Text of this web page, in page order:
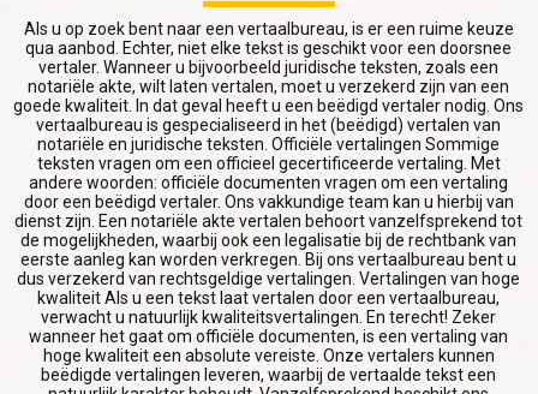
ONMISBAAR ZIJN
VOOR
INTERNATIONAAL
SUCCES
DUIDELIJKE
VERTALINGEN
BELANGRIJKER
ZIJN DAN OOIT
BIJ
INTERNATIONALE
KLANTEN
24
JULY
2026
LOKALISATIE OF
VERTALING:
WAAROM HET
VERSCHIL
BELANGRIJK IS
VOOR
INTERNATIONAAL
SUCCES
17
JULY
2026
EEN TEKST
VERTALEN ZONDER
DE
OORSPRONKELIJKE
BETEKENIS TE
VERLIEZEN
Als u op zoek bent naar een vertaalbureau, is er een ruime keuze
qua aanbod. Echter, niet elke tekst is geschikt voor een doorsnee
vertaler. Wanneer u bijvoorbeeld juridische teksten, zoals een
notariële akte, wilt laten vertalen, moet u verzekerd zijn van een
goede kwaliteit. In dat geval heeft u een beëdigd vertaler nodig. Ons
vertaalbureau is gespecialiseerd in het (beëdigd) vertalen van
notariële en juridische teksten. Officiële vertalingen Sommige
teksten vragen om een officieel gecertificeerde vertaling. Met
andere woorden: officiële documenten vragen om een vertaling
door een beëdigd vertaler. Ons vakkundige team kan u hierbij van
dienst zijn. Een notariële akte vertalen behoort vanzelfsprekend tot
de mogelijkheden, waarbij ook een legalisatie bij de rechtbank van
eerste aanleg kan worden verkregen. Bij ons vertaalbureau bent u
dus verzekerd van rechtsgeldige vertalingen. Vertalingen van hoge
kwaliteit Als u een tekst laat vertalen door een vertaalbureau,
verwacht u natuurlijk kwaliteitsvertalingen. En terecht! Zeker
wanneer het gaat om officiële documenten, is een vertaling van
hoge kwaliteit een absolute vereiste. Onze vertalers kunnen
beëdigde vertalingen leveren, waarbij de vertaalde tekst een